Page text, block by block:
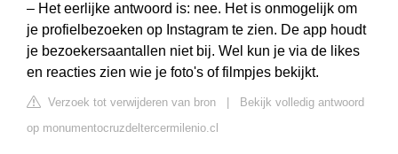
– Het eerlijke antwoord is: nee. Het is onmogelijk om
je profielbezoeken op Instagram te zien. De app houdt
je bezoekersaantallen niet bij. Wel kun je via de likes
en reacties zien wie je foto's of filmpjes bekijkt.
Verzoek tot verwijderen van bron
Bekijk volledig antwoord
op monumentocruzdeltercermilenio.cl